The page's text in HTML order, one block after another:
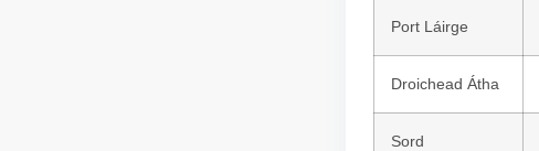
Port Láirge
Droichead Átha
Sord